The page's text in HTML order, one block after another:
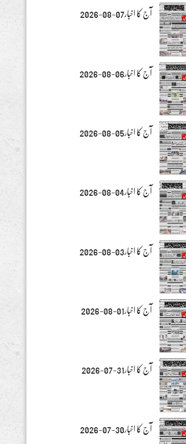
آج کا اخبار07-08-2026
آج کا اخبار06-08-2026
آج کا اخبار05-08-2026
آج کا اخبار04-08-2026
آج کا اخبار03-08-2026
آج کا اخبار01-08-2026
آج کا اخبار31-07-2026
آج کا اخبار30-07-2026